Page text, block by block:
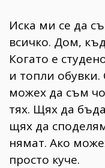
Иска ми се да
всичко. Дом,
Когато е
и топли
можех да съм
тях. Щях да бъда
щях да
нямат. Ако
просто куче.